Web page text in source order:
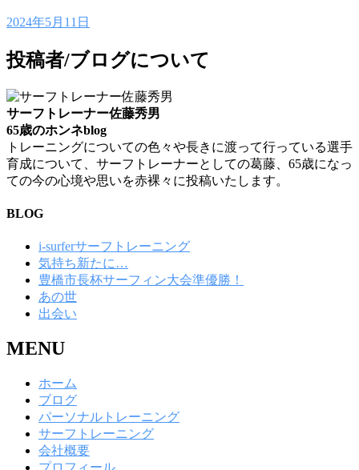
2024年5月11日
投稿者/ブログについて
サーフトレーナー佐藤秀男
65歳のホンネblog
トレーニングについての色々や長きに渡って行っている選手
育成について、サーフトレーナーとしての葛藤、65歳になっ
ての今の心境や思いを赤裸々に投稿いたします。
BLOG
i-surferサーフトレーニング
気持ち新たに…
豊橋市長杯サーフィン大会準優勝！
あの世
出会い
MENU
ホーム
ブログ
パーソナルトレーニング
サーフトレーニング
会社概要